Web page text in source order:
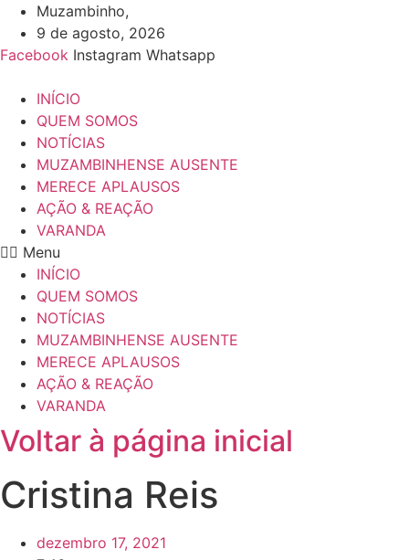
para
o
Muzambinho,
9 de agosto, 2026
Facebook Instagram Whatsapp
INÍCIO
QUEM SOMOS
NOTÍCIAS
MUZAMBINHENSE AUSENTE
MERECE APLAUSOS
AÇÃO & REAÇÃO
VARANDA
Menu
INÍCIO
QUEM SOMOS
NOTÍCIAS
MUZAMBINHENSE AUSENTE
MERECE APLAUSOS
AÇÃO & REAÇÃO
VARANDA
Voltar à página inicial
Cristina Reis
dezembro 17, 2021